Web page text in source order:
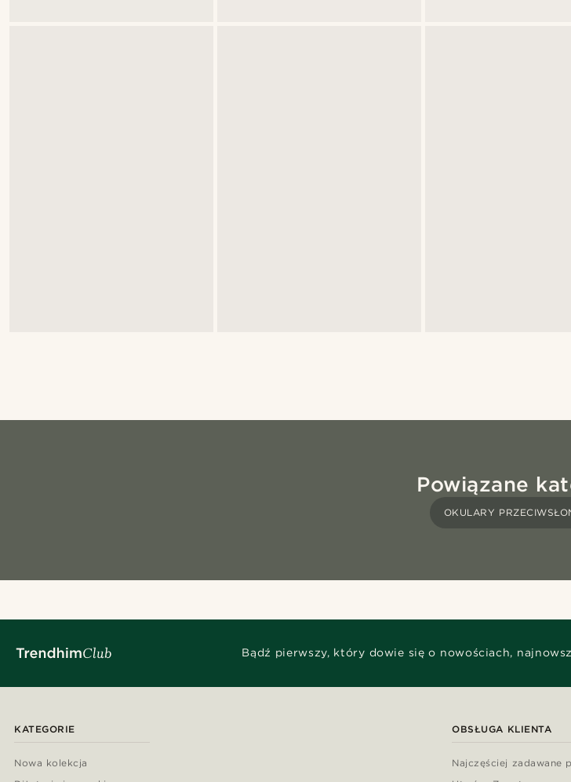
Powiązane
OKULARY
Bądź pierwszy, który dowie się o nowościach,
KATEGORIE
Nowa kolekcja
OBSŁUGA KLIENTA
Najczęściej zadawane